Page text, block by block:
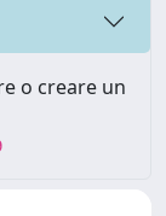
o creare un